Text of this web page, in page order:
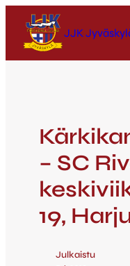
JJK
– SC
19,
Julkaistu